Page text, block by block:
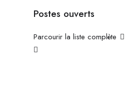
Postes ouverts
Parcourir la liste complète